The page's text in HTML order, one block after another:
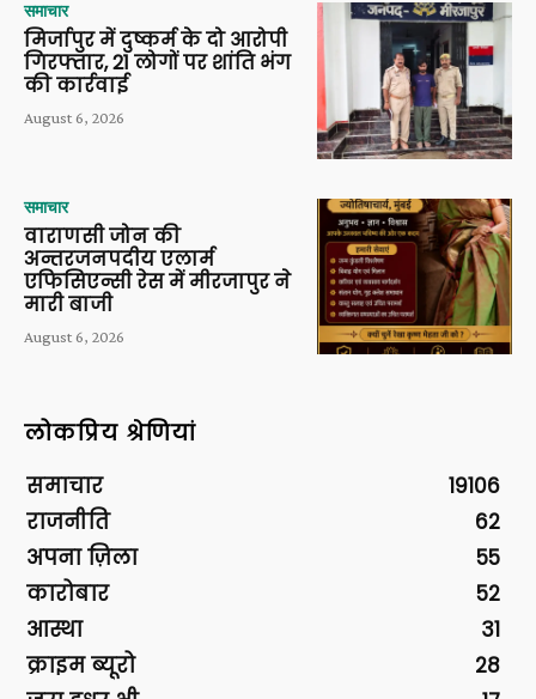
समाचार
मिर्जापुर में दुष्कर्म के दो आरोपी
गिरफ्तार, 21 लोगों पर शांति भंग
की कार्रवाई
August 6, 2026
समाचार
वाराणसी जोन की
अन्तरजनपदीय एलार्म
एफिसिएन्सी रेस में मीरजापुर ने
मारी बाजी
August 6, 2026
लोकप्रिय श्रेणियां
समाचार
19106
राजनीति
62
अपना ज़िला
55
कारोबार
52
आस्था
31
क्राइम ब्यूरो
28